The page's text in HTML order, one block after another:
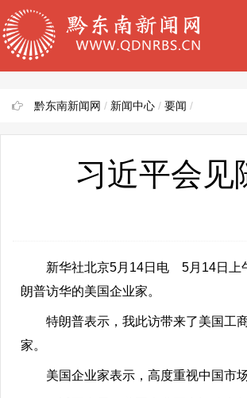
黔东南新闻网 / 新闻中心 / 要闻 /
习近平会见
新华社北京5月14日电 5月14日上午
朗普访华的美国企业家。
特朗普表示，我此访带来了美国工商
家。
美国企业家表示，高度重视中国市场